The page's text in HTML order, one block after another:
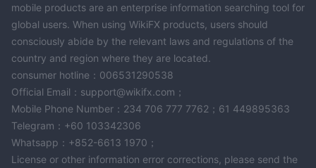
mobile products are an enterprise information searching tool for
global users. When using WikiFX products, users should
consciously abide by the relevant laws and regulations of the
country and region where they are located.
consumer hotline：006531290538
Official Email：support@wikifx.com；
Mobile Phone Number：234 706 777 7762；61 449895363
Telegram：+60 103342306
Whatsapp：+852-6613 1970；
License or other information error corrections, please send the